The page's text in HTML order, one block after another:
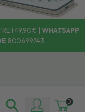
I 49,90€ | WHATSAPP
800699743
0